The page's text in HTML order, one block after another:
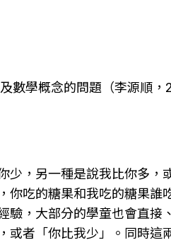
數學概念的問題（李源順，
，另一種是說我比你多，
吃的糖果和我吃的糖果誰
，大部分的學童也會直接
者「你比我少」。同時這